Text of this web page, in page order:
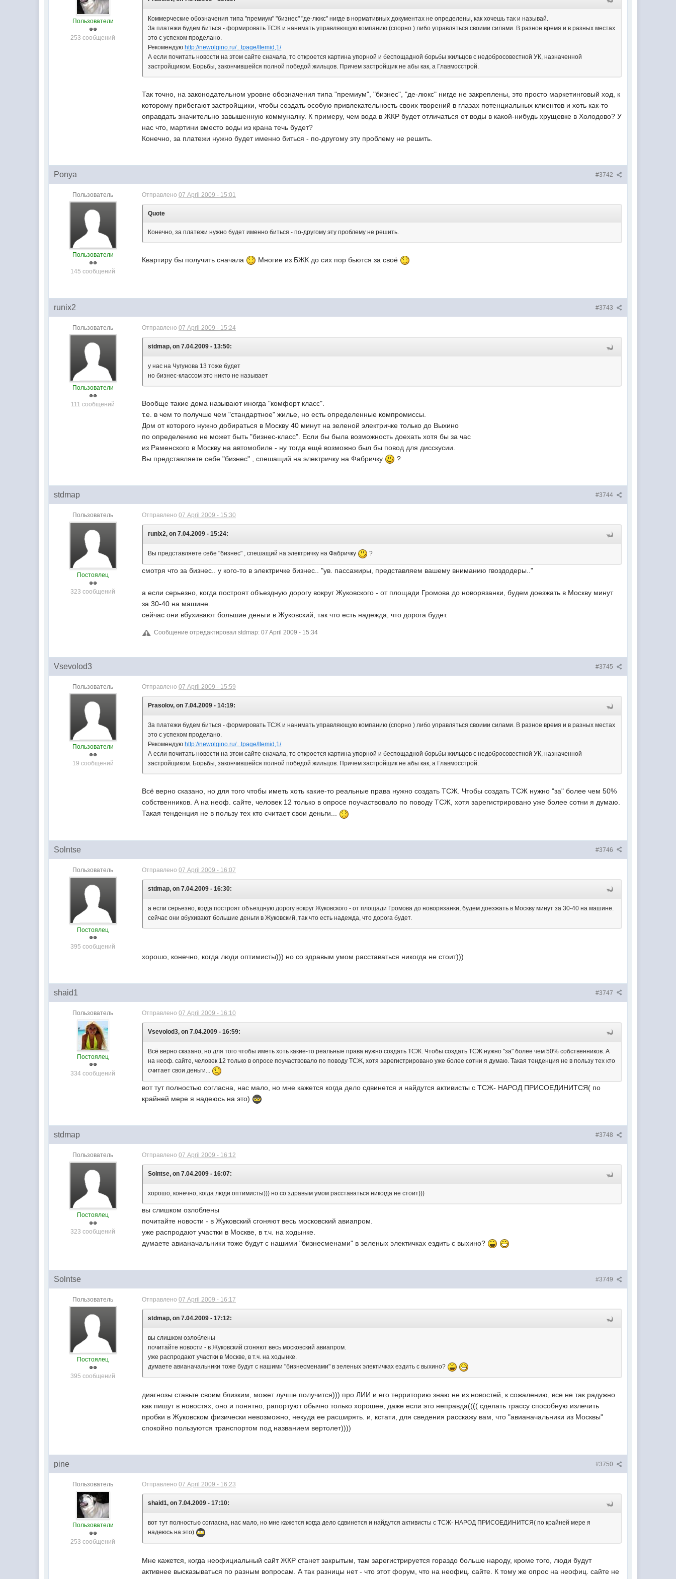
Пользователи
253 сообщений
Коммерческие обозначения типа "премиум" "бизнес" "де-люкс" нигде в нормативных документах не определены, как хочешь так и называй.
За платежи будем биться - формировать ТСЖ и нанимать управляющую компанию (спорно ) либо управляться своими силами. В разное время и в разных местах
это с успехом проделано.
Рекомендую http://newolgino.ru/...tpage/Itemid,1/
А если почитать новости на этом сайте сначала, то откроется картина упорной и беспощадной борьбы жильцов с недобросовестной УК, назначенной
застройщиком. Борьбы, закончившейся полной победой жильцов. Причем застройщик не абы как, а Главмосстрой.
Так точно, на законодательном уровне обозначения типа "премиум", "бизнес", "де-люкс" нигде не закреплены, это просто маркетинговый ход, к
которому прибегают застройщики, чтобы создать особую привлекательность своих творений в глазах потенциальных клиентов и хоть как-то
оправдать значительно завышенную коммуналку. К примеру, чем вода в ЖКР будет отличаться от воды в какой-нибудь хрущевке в Холодово? У
нас что, мартини вместо воды из крана течь будет?
Конечно, за платежи нужно будет именно биться - по-другому эту проблему не решить.
#3742
Ponya
Пользователь
Пользователи
145 сообщений
Отправлено07 April 2009 - 15:01
Quote
Конечно, за платежи нужно будет именно биться - по-другому эту проблему не решить.
Квартиру бы получить сначала Многие из БЖК до сих пор бьются за своё
#3743
runix2
Пользователь
Пользователи
111 сообщений
Отправлено07 April 2009 - 15:24
stdmap, on 7.04.2009 - 13:50:
у нас на Чугунова 13 тоже будет
но бизнес-классом это никто не называет
Вообще такие дома называют иногда "комфорт класс".
т.е. в чем то получше чем "стандартное" жилье, но есть определенные компромиссы.
Дом от которого нужно добираться в Москву 40 минут на зеленой электричке только до Выхино
по определению не может быть "бизнес-класс". Если бы была возможность доехать хотя бы за час
из Раменского в Москву на автомобиле - ну тогда ещё возможно был бы повод для дисскусии.
Вы представляете себе "бизнес" , спешащий на электричку на Фабричку
?
#3744
stdmap
Пользователь
Постоялец
323 сообщений
Отправлено07 April 2009 - 15:30
runix2, on 7.04.2009 - 15:24:
Вы представляете себе "бизнес" , спешащий на электричку на Фабричку ?
смотря что за бизнес.. у кого-то в электричке бизнес.. "ув. пассажиры, представляем вашему вниманию гвоздодеры.."
а если серьезно, когда построят объездную дорогу вокруг Жуковского - от площади Громова до новорязанки, будем доезжать в Москву минут
за 30-40 на машине.
сейчас они вбухивают большие деньги в Жуковский, так что есть надежда, что дорога будет.
Сообщение отредактировал stdmap: 07 April 2009 - 15:34
#3745
Vsevolod3
Пользователь
Пользователи
19 сообщений
Отправлено07 April 2009 - 15:59
Prasolov, on 7.04.2009 - 14:19:
За платежи будем биться - формировать ТСЖ и нанимать управляющую компанию (спорно ) либо управляться своими силами. В разное время и в разных местах
это с успехом проделано.
Рекомендую http://newolgino.ru/...tpage/Itemid,1/
А если почитать новости на этом сайте сначала, то откроется картина упорной и беспощадной борьбы жильцов с недобросовестной УК, назначенной
застройщиком. Борьбы, закончившейся полной победой жильцов. Причем застройщик не абы как, а Главмосстрой.
Всё верно сказано, но для того чтобы иметь хоть какие-то реальные права нужно создать ТСЖ. Чтобы создать ТСЖ нужно "за" более чем 50%
собственников. А на неоф. сайте, человек 12 только в опросе поучаствовало по поводу ТСЖ, хотя зарегистрировано уже более сотни я думаю.
Такая тенденция не в пользу тех кто считает свои деньги...
#3746
Solntse
Пользователь
Постоялец
395 сообщений
Отправлено07 April 2009 - 16:07
stdmap, on 7.04.2009 - 16:30:
а если серьезно, когда построят объездную дорогу вокруг Жуковского - от площади Громова до новорязанки, будем доезжать в Москву минут за 30-40 на машине.
сейчас они вбухивают большие деньги в Жуковский, так что есть надежда, что дорога будет.
хорошо, конечно, когда люди оптимисты))) но со здравым умом расставаться никогда не стоит)))
#3747
shaid1
Пользователь
Постоялец
334 сообщений
Отправлено07 April 2009 - 16:10
Vsevolod3, on 7.04.2009 - 16:59:
Всё верно сказано, но для того чтобы иметь хоть какие-то реальные права нужно создать ТСЖ. Чтобы создать ТСЖ нужно "за" более чем 50% собственников. А
на неоф. сайте, человек 12 только в опросе поучаствовало по поводу ТСЖ, хотя зарегистрировано уже более сотни я думаю. Такая тенденция не в пользу тех кто
считает свои деньги...
вот тут полностью согласна, нас мало, но мне кажется когда дело сдвинется и найдутся активисты с ТСЖ- НАРОД ПРИСОЕДИНИТСЯ( по
крайней мере я надеюсь на это)
#3748
stdmap
Пользователь
Постоялец
323 сообщений
Отправлено07 April 2009 - 16:12
Solntse, on 7.04.2009 - 16:07:
хорошо, конечно, когда люди оптимисты))) но со здравым умом расставаться никогда не стоит)))
вы слишком озлоблены
почитайте новости - в Жуковский сгоняют весь московский авиапром.
уже распродают участки в Москве, в т.ч. на ходынке.
думаете авианачальники тоже будут с нашими "бизнесменами" в зеленых электичках ездить с выхино?
#3749
Solntse
Пользователь
Постоялец
395 сообщений
Отправлено07 April 2009 - 16:17
stdmap, on 7.04.2009 - 17:12:
вы слишком озлоблены
почитайте новости - в Жуковский сгоняют весь московский авиапром.
уже распродают участки в Москве, в т.ч. на ходынке.
думаете авианачальники тоже будут с нашими "бизнесменами" в зеленых электичках ездить с выхино?
диагнозы ставьте своим близким, может лучше получится))) про ЛИИ и его территорию знаю не из новостей, к сожалению, все не так радужно
как пишут в новостях, оно и понятно, рапортуют обычно только хорошее, даже если это неправда(((( сделать трассу способную излечить
пробки в Жуковском физически невозможно, некуда ее расширять. и, кстати, для сведения расскажу вам, что "авианачальники из Москвы"
спокойно пользуются транспортом под названием вертолет))))
#3750
pine
Пользователь
Пользователи
253 сообщений
Отправлено07 April 2009 - 16:23
shaid1, on 7.04.2009 - 17:10:
вот тут полностью согласна, нас мало, но мне кажется когда дело сдвинется и найдутся активисты с ТСЖ- НАРОД ПРИСОЕДИНИТСЯ( по крайней мере я
надеюсь на это)
Мне кажется, когда неофициальный сайт ЖКР станет закрытым, там зарегистрируется гораздо больше народу, кроме того, люди будут
активнее высказываться по разным вопросам. А так разницы нет - что этот форум, что на неофиц. сайте. К тому же опрос на неофиц. сайте не